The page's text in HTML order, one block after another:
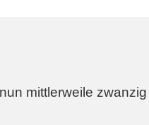
mittlerweile